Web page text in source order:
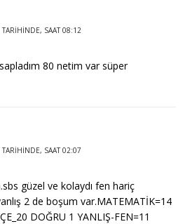
SAAT 08:12
80 netim var süper
SAAT 02:07
güzel ve kolaydı fen hariç
2 de boşum var.MATEMATİK=14
DOĞRU 1 YANLIŞ-FEN=11